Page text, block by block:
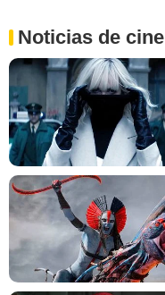
Noticias de cine